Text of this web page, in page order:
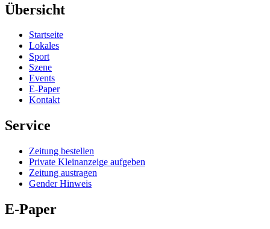
Übersicht
Startseite
Lokales
Sport
Szene
Events
E-Paper
Kontakt
Service
Zeitung bestellen
Private Kleinanzeige aufgeben
Zeitung austragen
Gender Hinweis
E-Paper